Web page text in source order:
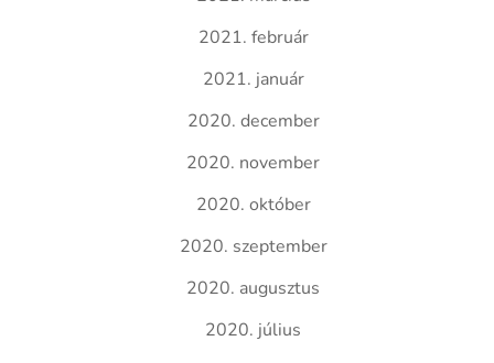
2021. február
2021. január
2020. december
2020. november
2020. október
2020. szeptember
2020. augusztus
2020. július